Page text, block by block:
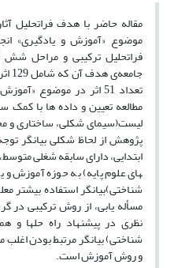
مقاله حاضر با هدف فراتحلیل
موضوع «آموزش و یادگیری»
فراتحلیل ترکیبی و مراحل شش
جامعه‌ی هدف آن کهشامل 129 اثر برگزیده استان(1396-1389) بود
تعداد 51 اثر در موضوع
مطالعه تعیین و داده­ ها با کمک
لیست(سیمای شکلی، ساختاری و
پژوهش از لحاظ شکلی بیانگر
ابتدایی، دارای سابقه شغلی
های علوم پایه) به حوزه آموزش
شناختی)بیانگر استفاده بیشتر
مسأله ­یابی، از روش ترکیبی در
نظری در پیشنهاد راه­ حل­ها و
شناختی) بیانگر مرتبط بودن
و روش آموزش است.